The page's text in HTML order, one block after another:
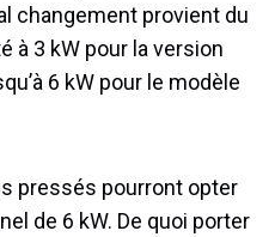
changement provient du
à 3 kW pour la version
6 kW pour le modèle
pressés pourront opter
de 6 kW. De quoi porter